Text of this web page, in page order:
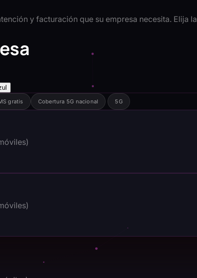
y facturación que su empresa necesita. Elija
gratis Cobertura 5G nacional 5G